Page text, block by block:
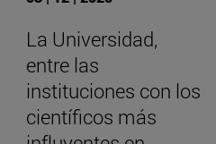
La Universidad,
entre las
instituciones con los
científicos más